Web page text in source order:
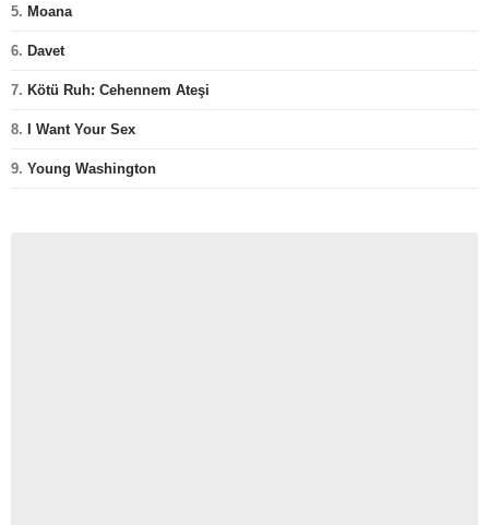
5. Moana
6. Davet
7. Kötü Ruh: Cehennem Ateşi
8. I Want Your Sex
9. Young Washington